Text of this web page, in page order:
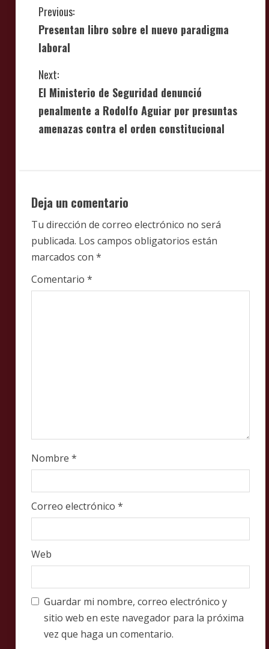
C
o
n
t
i
n
e
R
e
a
d
Previous:
Presentan libro sobre el nuevo paradigma
laboral
Next:
El Ministerio de Seguridad denunció
penalmente a Rodolfo Aguiar por presuntas
amenazas contra el orden constitucional
Deja un comentario
Tu dirección de correo electrónico no será
publicada. Los campos obligatorios están
marcados con *
Comentario *
Nombre *
Correo electrónico *
Web
Guardar mi nombre, correo electrónico y
sitio web en este navegador para la próxima
vez que haga un comentario.